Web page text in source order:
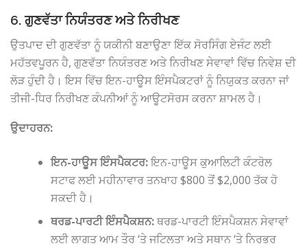
6. ਗੁਣਵੱਤਾ ਨਿਯੰਤਰਣ ਅਤੇ ਨਿਰੀਖਣ
ਉਤਪਾਦ ਦੀ ਗੁਣਵੱਤਾ ਨੂੰ ਯਕੀਨੀ ਬਣਾਉਣਾ ਇੱਕ ਸੋਰਸਿੰਗ ਏਜੰਟ ਲਈ
ਮਹੱਤਵਪੂਰਨ ਹੈ, ਗੁਣਵੱਤਾ ਨਿਯੰਤਰਣ ਅਤੇ ਨਿਰੀਖਣ ਸੇਵਾਵਾਂ ਵਿੱਚ ਨਿਵੇਸ਼ ਦੀ
ਲੋੜ ਹੁੰਦੀ ਹੈ। ਇਸ ਵਿੱਚ ਇਨ-ਹਾਊਸ ਇੰਸਪੈਕਟਰਾਂ ਨੂੰ ਨਿਯੁਕਤ ਕਰਨਾ ਜਾਂ
ਤੀਜੀ-ਧਿਰ ਨਿਰੀਖਣ ਕੰਪਨੀਆਂ ਨੂੰ ਆਊਟਸੋਰਸ ਕਰਨਾ ਸ਼ਾਮਲ ਹੈ।
ਉਦਾਹਰਨ:
ਇਨ-ਹਾਊਸ ਇੰਸਪੈਕਟਰ:ਇਨ-ਹਾਊਸ ਕੁਆਲਿਟੀ ਕੰਟਰੋਲ
ਸਟਾਫ ਲਈ ਮਹੀਨਾਵਾਰ ਤਨਖਾਹ $800 ਤੋਂ $2,000 ਤੱਕ ਹੋ
ਸਕਦੀ ਹੈ।
ਥਰਡ-ਪਾਰਟੀ ਇੰਸਪੈਕਸ਼ਨ:ਥਰਡ-ਪਾਰਟੀ ਇੰਸਪੈਕਸ਼ਨ ਸੇਵਾਵਾਂ
ਲਈ ਲਾਗਤ ਆਮ ਤੌਰ ‘ਤੇ ਜਟਿਲਤਾ ਅਤੇ ਸਥਾਨ ‘ਤੇ ਨਿਰਭਰ